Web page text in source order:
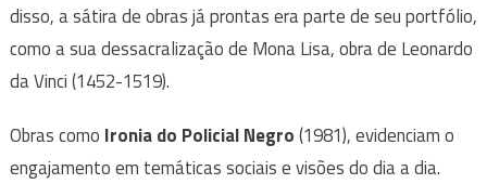
disso, a sátira de obras já prontas era parte de seu portfólio,
como a sua dessacralização de Mona Lisa, obra de Leonardo
da Vinci (1452-1519).
Obras como Ironia do Policial Negro(1981), evidenciam o
engajamento em temáticas sociais e visões do dia a dia.